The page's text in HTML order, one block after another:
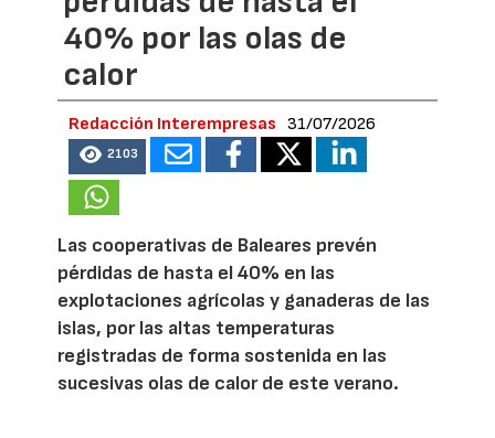
40% por las olas de
calor
Redacción Interempresas 31/07/2026
2103
Las cooperativas de Baleares prevén
pérdidas de hasta el 40% en las
explotaciones agrícolas y ganaderas de las
islas, por las altas temperaturas
registradas de forma sostenida en las
sucesivas olas de calor de este verano.